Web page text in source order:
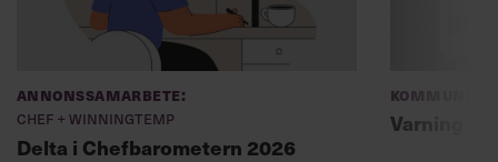
Annonssamarbete:
Chef + Winningtemp
Delta i Chefbarometern 2026
Varning